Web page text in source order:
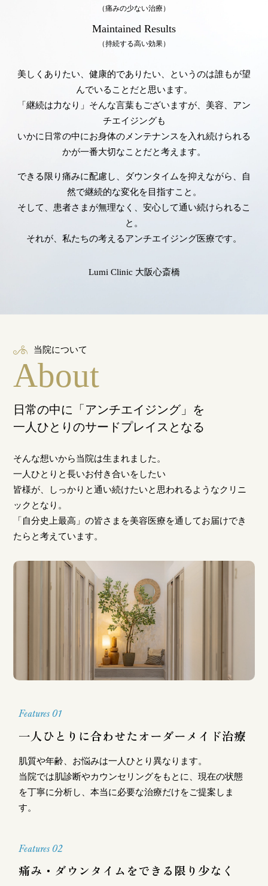
（痛みの少ない治療）
Maintained Results
（持続する高い効果）
美しくありたい、健康的でありたい、というのは誰もが望
んでいることだと思います。
「継続は力なり」そんな言葉もございますが、美容、アン
チエイジングも
いかに日常の中にお身体のメンテナンスを入れ続けられる
かが一番大切なことだと考えます。
できる限り痛みに配慮し、ダウンタイムを抑えながら、自
然で継続的な変化を目指すこと。
そして、患者さまが無理なく、安心して通い続けられるこ
と。
それが、私たちの考えるアンチエイジング医療です。
Lumi Clinic 大阪心斎橋
当院について
About
日常の中に「アンチエイジング」を
一人ひとりのサードプレイスとなる
そんな想いから当院は生まれました。
一人ひとりと長いお付き合いをしたい
皆様が、しっかりと通い続けたいと思われるようなクリニ
ックとなり。
「自分史上最高」の皆さまを美容医療を通してお届けでき
たらと考えています。
Features 01
一人ひとりに合わせたオーダーメイド治療
肌質や年齢、お悩みは一人ひとり異なります。
当院では肌診断やカウンセリングをもとに、現在の状態
を丁寧に分析し、本当に必要な治療だけをご提案しま
す。
Features 02
痛み・ダウンタイムをできる限り少なく